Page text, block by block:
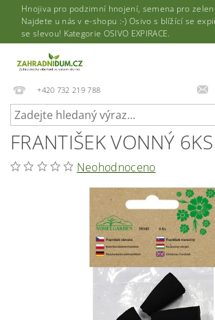
Hnojiva pro podzimní hnojení, semena pro
Najdete u nás v e-shopu :-) Osivo s blížící se
se slevou! Kategorie OSIVO EXPIRACE.
+420 732 219 788
FRANTIŠEK VONNÝ 6KS
Neohodnoceno